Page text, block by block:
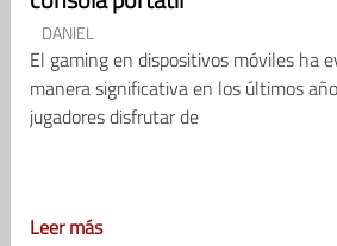
DANIEL
El gaming en dispositivos móviles ha
manera significativa en los últimos
jugadores disfrutar de
Leer más